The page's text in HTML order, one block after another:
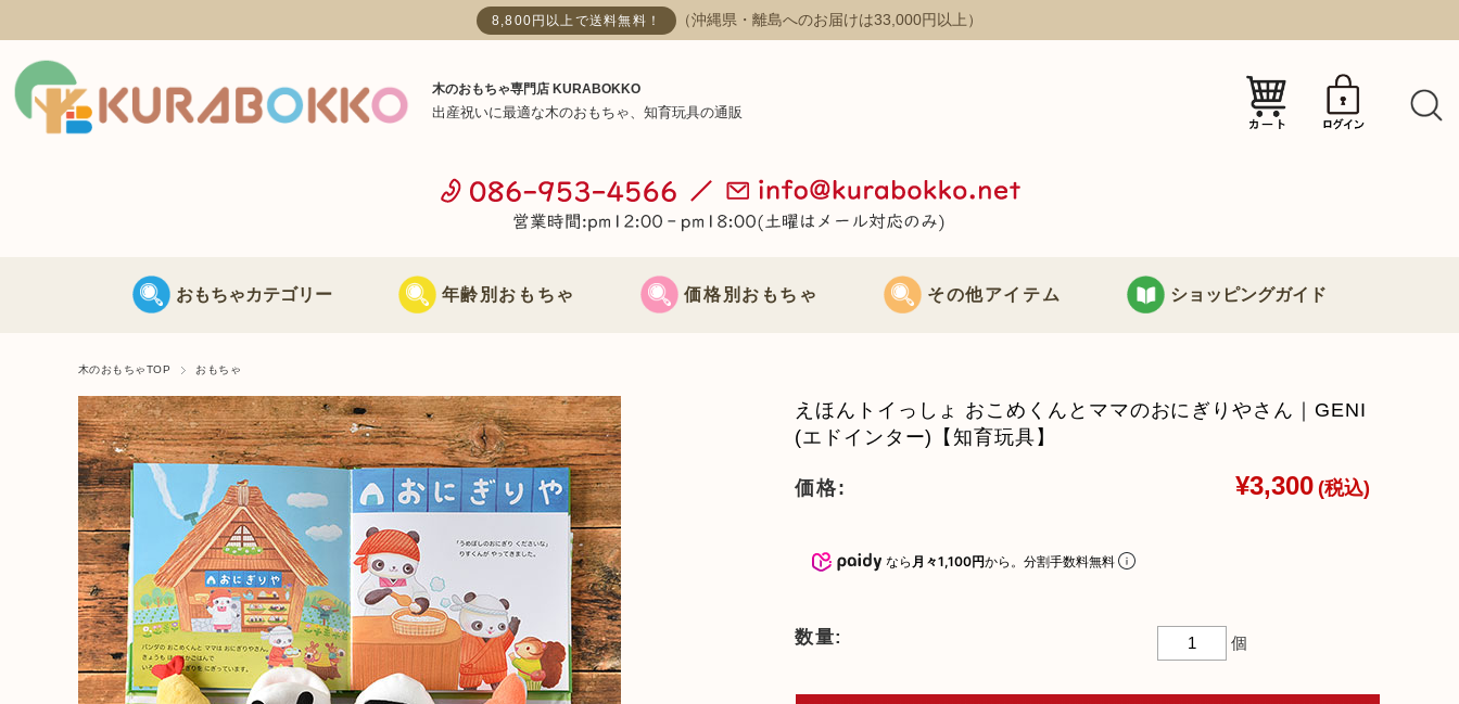
8,800円以上で送料無料！ （沖縄県・離島へのお届けは33,000円以上）
木のおもちゃ専門店 KURABOKKO
出産祝いに最適な木のおもちゃ、知育玩具の通販
おもちゃカテゴリー
日本製 木のおもちゃ
海外製 木のおもちゃ
出産祝い向け木のおもちゃ
名入れ対応 木のおもちゃ
保育園・幼稚園向けおもちゃ
知育玩具
年齢別おもちゃ
1歳に最適なおもちゃ
2歳に最適なおもちゃ
3歳に最適なおもちゃ
価格別おもちゃ
3000円～5000円までのおもちゃ
5000円～10000円までのおもち
ゃ
10000円以上のおもちゃ
その他アイテム
クリスマス飾り
子供椅子・ベビーチェア
文房具
ショッピングガイド
ギフトラッピングについて
名入れについて
よくあるご質問
お問合せ
木のおもちゃTOP おもちゃ
えほんトイっしょ おこめくんとママのおにぎりやさん｜GENI
(エドインター)【知育玩具】
価格: ¥3,300 (税込)
なら 月々1,100円から。分割手数料無料
数量: 個